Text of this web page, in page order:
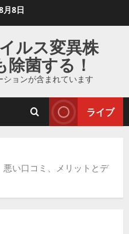
月8日
ルス変異株
除菌する！
ションが含まれています
ライブ
い口コミ、メリットとデ